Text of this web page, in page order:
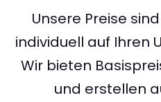
Unsere Preise
individuell auf Ihren
Wir bieten
und erstellen